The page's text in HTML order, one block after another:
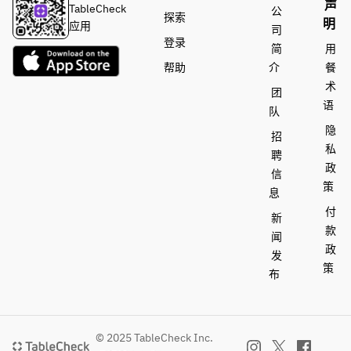
TableCheck
应用
探索
登录
帮助
公
司
简
介
团
队
招
聘
信
息
新
闻
发
布
声
明
用
餐
术
语
隐
私
政
策
付
款
政
策
© 2025 TableCheck Inc.